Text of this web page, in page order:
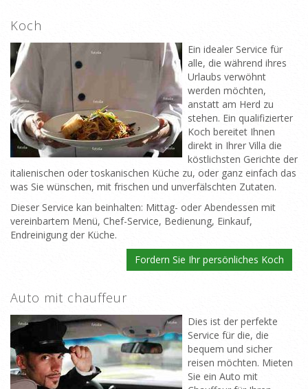
Koch
Ein idealer Service für
alle, die während ihres
Urlaubs verwöhnt
werden möchten,
anstatt am Herd zu
stehen. Ein qualifizierter
Koch bereitet Ihnen
direkt in Ihrer Villa die
köstlichsten Gerichte der
italienischen oder toskanischen Küche zu, oder ganz einfach das
was Sie wünschen, mit frischen und unverfälschten Zutaten.
Dieser Service kan beinhalten: Mittag- oder Abendessen mit
vereinbartem Menü, Chef-Service, Bedienung, Einkauf,
Endreinigung der Küche.
Fordern Sie Ihr persönliches Koch
Auto mit chauffeur
Dies ist der perfekte
Service für die, die
bequem und sicher
reisen möchten. Mieten
Sie ein Auto mit